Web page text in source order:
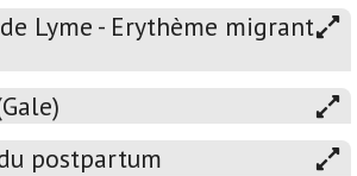
Lyme - Erythème migrant
postpartum